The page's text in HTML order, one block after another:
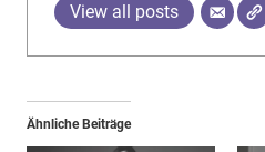
View all posts
Ähnliche Beiträge